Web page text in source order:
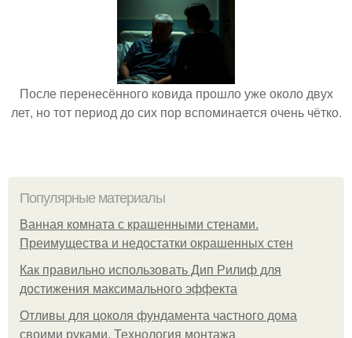
После перенесённого ковида прошло уже около двух
лет, но тот период до сих пор вспоминается очень чётко.
Популярные материалы
Ванная комната с крашенными стенами.
Преимущества и недостатки окрашенных стен
Как правильно использовать Дип Рилиф для
достижения максимального эффекта
Отливы для цоколя фундамента частного дома
своими руками. Технология монтажа